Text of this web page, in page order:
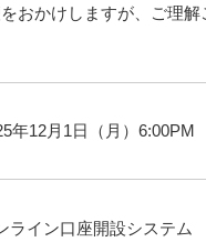
おかけしますが、ご理
年12月1日（月）
ライン口座開設システム